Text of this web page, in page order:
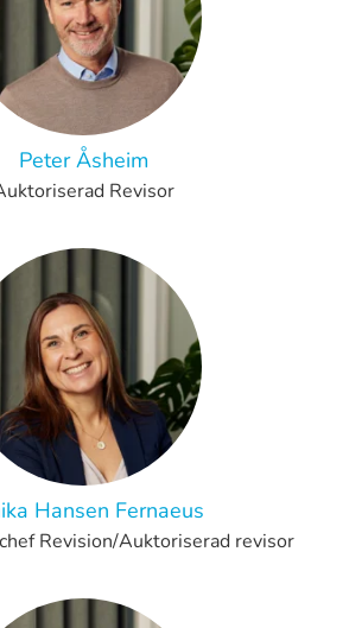
Peter Åsheim
Revisor
Hansen Fernaeus
Revision/Auktoriserad revisor